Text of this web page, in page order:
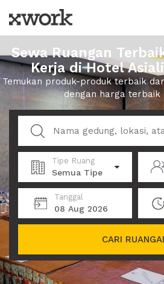
Sewa Ruangan
Kerja di Hotel
Temukan produk-produk terbaik
dengan harga terbaik
Tipe Ruang
Semua Tipe
Tanggal
08 Aug 2026
CARI